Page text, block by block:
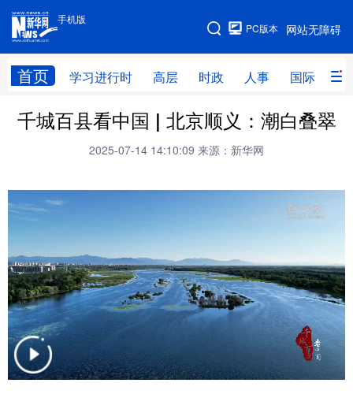
手机版
网站无障碍
PC版本
首页 学习进行时 高层 时政 人事 国际 财
手机版
网站地图
学习进行时 高层 时政 人事
财经 网评
文化
军事
图片 中央文件 金融 汽车
食品 人居 信息化 乡村振兴
溯源中国 能源
会展 彩票 娱乐 时尚
千城百县看中国 | 北京顺义：潮白叠翠
2025-07-14 14:10:09 来源：新华网